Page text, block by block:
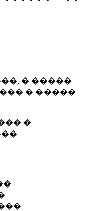
� �����
� �����
�